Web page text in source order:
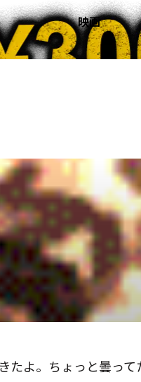
映画
たよ。ちょっと曇って